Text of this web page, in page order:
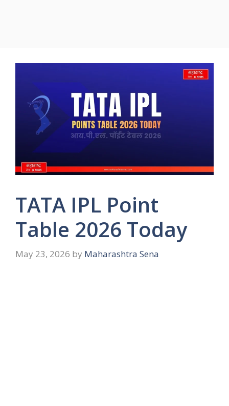
TATA IPL Point
Table 2026 Today
May 23, 2026 by Maharashtra Sena